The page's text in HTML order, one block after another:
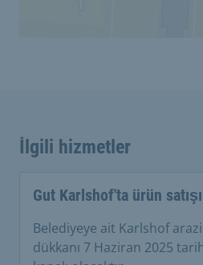
İlgili hizmetler
Gut Karlshof'ta ürün satışı
Belediyeye ait Karlshof
dükkanı 7 Haziran 2025